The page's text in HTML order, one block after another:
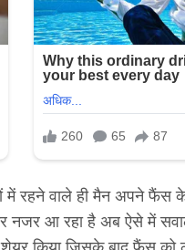
रहने वाले ही मैन अपने फैंस
नजर आ रहा है अब ऐसे में